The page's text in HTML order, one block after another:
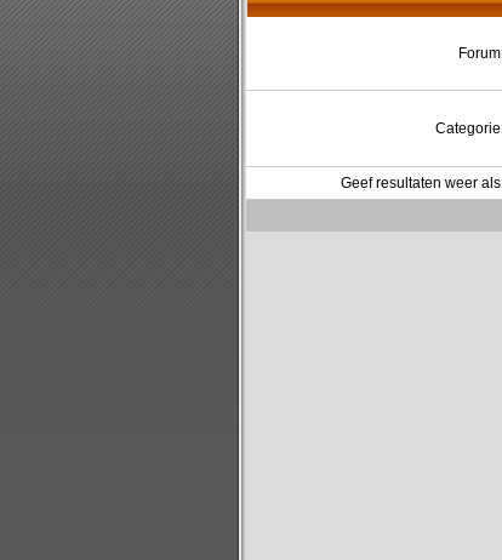
Geef resultaten weer